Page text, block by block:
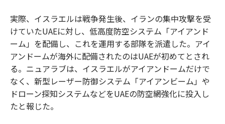
実際、イスラエルは戦争発生後、イランの集中攻撃を受
けていたUAEに対し、低高度防空システム「アイアンド
ーム」を配備し、これを運用する部隊を派遣した。アイ
アンドームが海外に配備されたのはUAEが初めてとされ
る。ニュアラブは、イスラエルがアイアンドームだけで
なく、新型レーザー防御システム「アイアンビーム」や
ドローン探知システムなどをUAEの防空網強化に投入し
たと報じた。